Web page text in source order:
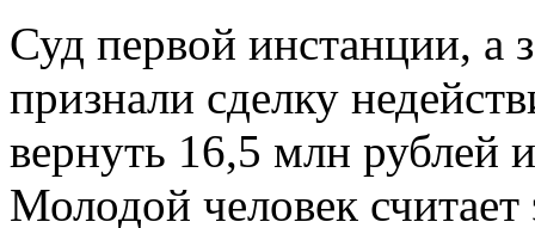
Суд первой инстанции, а
признали сделку
вернуть 16,5 млн рублей
Молодой человек